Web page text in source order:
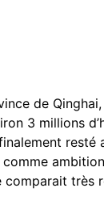
de
3 millions
resté
comparait très